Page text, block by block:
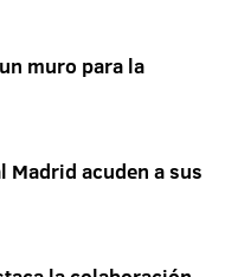
muro para la
Madrid acuden a sus